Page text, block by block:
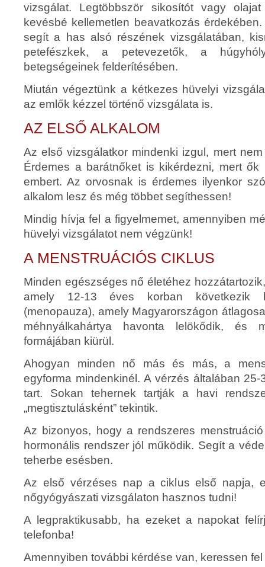
vizsgálat. Legtöbbször sikosítót vagy
kevésbé kellemetlen beavatkozás
segít a has alsó részének vizsgálatában,
petefészkek, a petevezetők, a
betegségeinek felderítésében.
Miután végeztünk a kétkezes hüvelyi
az emlők kézzel történő vizsgálata is.
AZ ELSŐ ALKALOM
Az első vizsgálatkor mindenki izgul, mert
Érdemes a barátnőket is kikérdezni, mert ők
embert. Az orvosnak is érdemes ilyenkor
alkalom lesz és még többet segíthessen!
Mindig hívja fel a figyelmemet, amennyiben
hüvelyi vizsgálatot nem végzünk!
A MENSTRUÁCIÓS CIKLUS
Minden egészséges nő életéhez
amely 12-13 éves korban következik
(menopauza), amely Magyarországon
méhnyálkahártya havonta lelökődik, és
formájában kiürül.
Ahogyan minden nő más és más, a
egyforma mindenkinél. A vérzés általában
tart. Sokan tehernek tartják a havi
„megtisztulásként” tekintik.
Az bizonyos, hogy a rendszeres
hormonális rendszer jól működik. Segít a
teherbe esésben.
Az első vérzéses nap a ciklus első napja,
nőgyógyászati vizsgálaton hasznos tudni!
A legpraktikusabb, ha ezeket a napokat
telefonba!
Amennyiben további kérdése van, keressen